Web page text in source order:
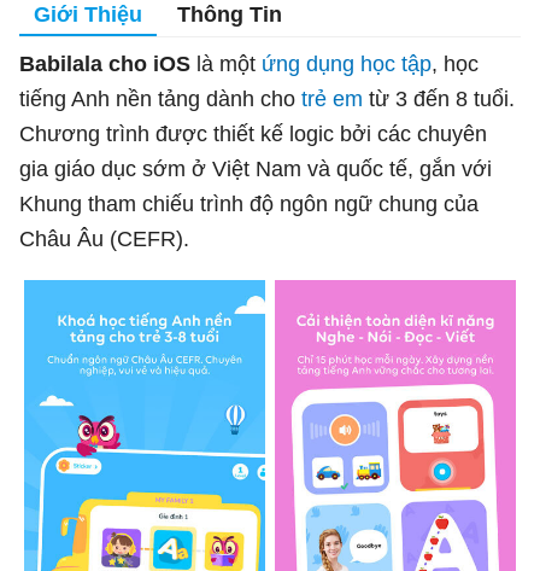
Giới Thiệu Thông Tin
Babilala cho iOS là một ứng dụng học tập, học
tiếng Anh nền tảng dành cho trẻ em từ 3 đến 8 tuổi.
Chương trình được thiết kế logic bởi các chuyên
gia giáo dục sớm ở Việt Nam và quốc tế, gắn với
Khung tham chiếu trình độ ngôn ngữ chung của
Châu Âu (CEFR).